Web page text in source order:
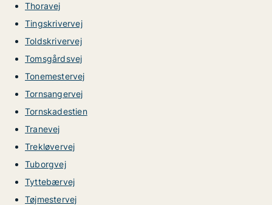
Thoravej
Tingskrivervej
Toldskrivervej
Tomsgårdsvej
Tonemestervej
Tornsangervej
Tornskadestien
Tranevej
Trekløvervej
Tuborgvej
Tyttebærvej
Tøjmestervej